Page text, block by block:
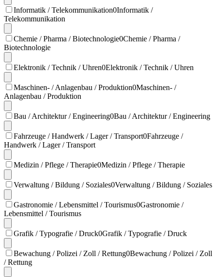
Informatik / Telekommunikation0Informatik /
Telekommunikation
Chemie / Pharma / Biotechnologie0Chemie / Pharma /
Biotechnologie
Elektronik / Technik / Uhren0Elektronik / Technik / Uhren
Maschinen- / Anlagenbau / Produktion0Maschinen- /
Anlagenbau / Produktion
Bau / Architektur / Engineering0Bau / Architektur / Engineering
Fahrzeuge / Handwerk / Lager / Transport0Fahrzeuge /
Handwerk / Lager / Transport
Medizin / Pflege / Therapie0Medizin / Pflege / Therapie
Verwaltung / Bildung / Soziales0Verwaltung / Bildung / Soziales
Gastronomie / Lebensmittel / Tourismus0Gastronomie /
Lebensmittel / Tourismus
Grafik / Typografie / Druck0Grafik / Typografie / Druck
Bewachung / Polizei / Zoll / Rettung0Bewachung / Polizei / Zoll
/ Rettung